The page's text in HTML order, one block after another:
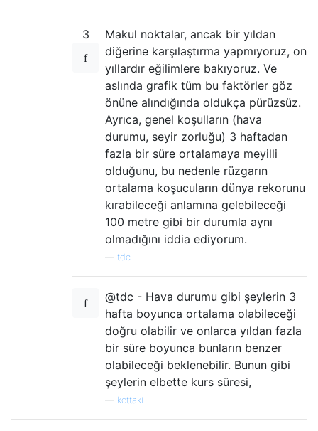
3
Makul noktalar, ancak bir yıldan
diğerine karşılaştırma yapmıyoruz, on
yıllardır eğilimlere bakıyoruz. Ve
aslında grafik tüm bu faktörler göz
önüne alındığında oldukça pürüzsüz.
Ayrıca, genel koşulların (hava
durumu, seyir zorluğu) 3 haftadan
fazla bir süre ortalamaya meyilli
olduğunu, bu nedenle rüzgarın
ortalama koşucuların dünya rekorunu
kırabileceği anlamına gelebileceği
100 metre gibi bir durumla aynı
olmadığını iddia ediyorum.
tdc
@tdc - Hava durumu gibi şeylerin 3
hafta boyunca ortalama olabileceği
doğru olabilir ve onlarca yıldan fazla
bir süre boyunca bunların benzer
olabileceği beklenebilir. Bunun gibi
şeylerin elbette kurs süresi,
kottaki